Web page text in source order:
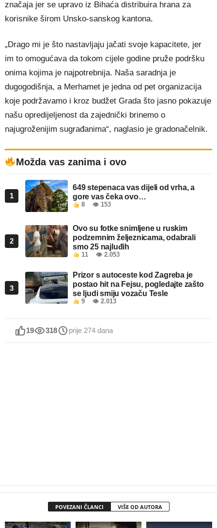
značaja jer se upravo iz Bihaća distribuira hrana za
korisnike širom Unsko-sanskog kantona.
„Drago mi je što nastavljaju jačati svoje kapacitete, jer
im to omogućava da tokom cijele godine pruže podršku
onima kojima je najpotrebnija. Naša saradnja je
dugogodišnja, a Merhamet je jedna od pet organizacija
koje podržavamo i kroz budžet Grada što jasno pokazuje
našu opredijeljenost da zajednički brinemo o
najugroženijim sugrađanima“, naglasio je gradonačelnik.
Možda vas zanima i ovo
1
649 stepenaca vas dijeli od vrha, a
gore vas čeka ovo…
8 👁 153
2
Ovo su fotke snimljene u ruskim
podzemnim željeznicama, odabrali
smo 25 najluđih
11 👁 2.053
3
Prizor s autoceste kod Zagreba je
postao hit na Fejsu, pogledajte zašto
se ljudi smiju vozaču Tesle
9 👁 2.013
19 318 prije 274 dana
POVEZANI ČLANCI VIŠE OD AUTORA